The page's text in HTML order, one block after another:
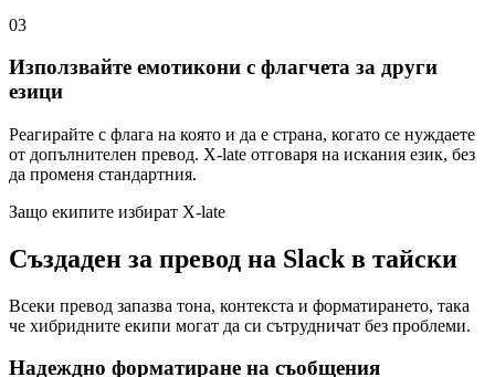
03
Използвайте емотикони с флагчета за други
езици
Реагирайте с флага на която и да е страна, когато се нуждаете
от допълнителен превод. X-late отговаря на искания език, без
да променя стандартния.
Защо екипите избират X-late
Създаден за превод на Slack в тайски
Всеки превод запазва тона, контекста и форматирането, така
че хибридните екипи могат да си сътрудничат без проблеми.
Надеждно форматиране на съобщения